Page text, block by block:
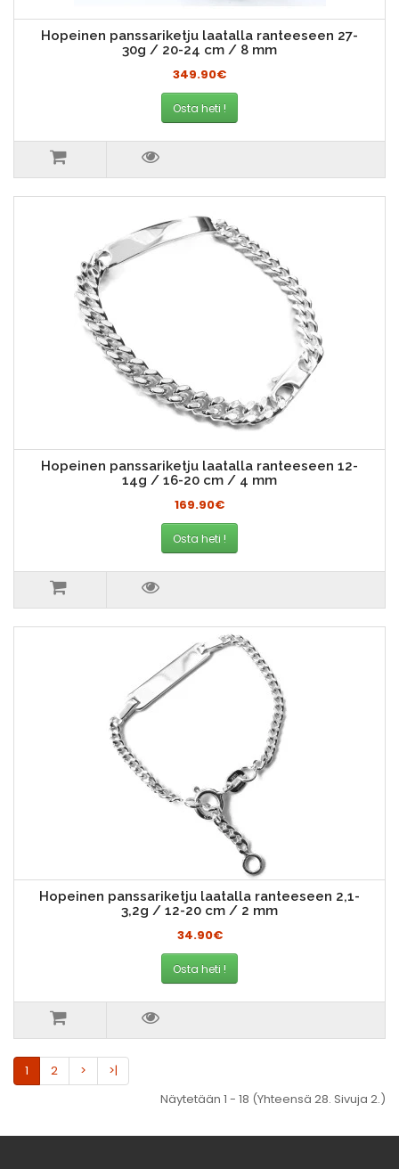
Hopeinen panssariketju laatalla ranteeseen 27-
30g / 20-24 cm / 8 mm
349.90€
Osta heti !
Hopeinen panssariketju laatalla ranteeseen 12-
14g / 16-20 cm / 4 mm
169.90€
Osta heti !
Hopeinen panssariketju laatalla ranteeseen 2,1-
3,2g / 12-20 cm / 2 mm
34.90€
Osta heti !
1 2 >
>|
Näytetään 1 - 18 (Yhteensä 28. Sivuja 2.)